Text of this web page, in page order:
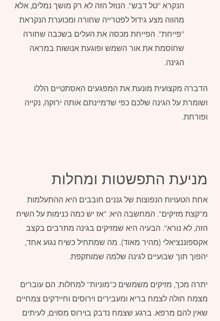
הנקרא "טל דבש". הנוזל הזה לא רק מושך נמלים, אלא
מהווה מצע גידול לפטרייה שחורה ומכוערת הנקראת
"פייחת". הפייחת מכסה את העלים בשכבה שחורה
שחוסמת את אור השמש ופוגעת אנושות במראה
הגינה.
הדברה מקצועית מונעת את המפגעים האסתטיים הללו
ושומרת על הגינה שלכם כפי שדמיינתם אותה ירוקה, נקייה
ופורחת.
מניעת התפשטות ומחלות
אחת הטעויות הנפוצות של גננים חובבים היא ההתעלמות
מ"קצת מזיקים". המחשבה היא: "אז יש כמה כנימות על השיח
הזה, לא נורא". הבעיה היא שמזיקים בגינה מתרבים בקצב
אקספוננציאלי (מהיר מאוד). מה שמתחיל כשיח נגוע אחד,
יהפוך תוך שבועיים לגינה שלמה שמותקפת.
יתרה מכך, מזיקים משמשים כ"מוניות" למחלות. הם עוברים
מצמח חולה לצמח בריא ומעבירים וירוסים וחיידקים צמחיים
שאין להם מרפא. ברגע שצמח נדבק בוירוס מסוים, לעיתים